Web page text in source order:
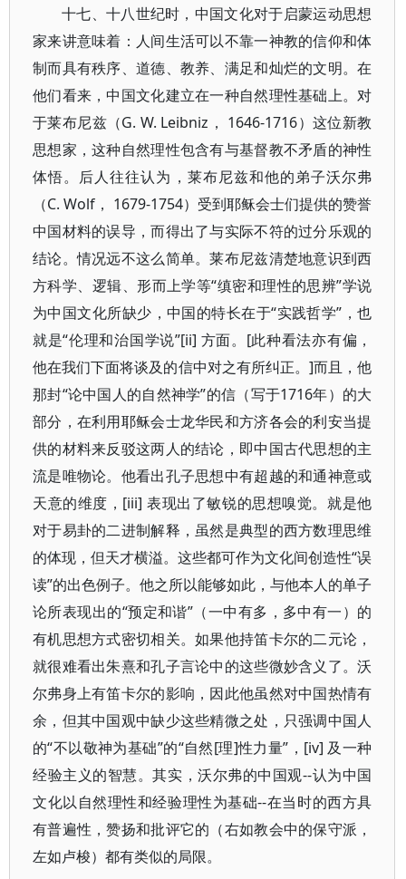
十七、十八世纪时，中国文化对于启蒙运动思想
家来讲意味着：人间生活可以不靠一神教的信仰和体
制而具有秩序、道德、教养、满足和灿烂的文明。在
他们看来，中国文化建立在一种自然理性基础上。对
于莱布尼兹（G. W. Leibniz， 1646-1716）这位新教
思想家，这种自然理性包含有与基督教不矛盾的神性
体悟。后人往往认为，莱布尼兹和他的弟子沃尔弗
（C. Wolf， 1679-1754）受到耶稣会士们提供的赞誉
中国材料的误导，而得出了与实际不符的过分乐观的
结论。情况远不这么简单。莱布尼兹清楚地意识到西
方科学、逻辑、形而上学等“缜密和理性的思辨”学说
为中国文化所缺少，中国的特长在于“实践哲学”，也
就是“伦理和治国学说”[ii] 方面。[此种看法亦有偏，
他在我们下面将谈及的信中对之有所纠正。]而且，他
那封“论中国人的自然神学”的信（写于1716年）的大
部分，在利用耶稣会士龙华民和方济各会的利安当提
供的材料来反驳这两人的结论，即中国古代思想的主
流是唯物论。他看出孔子思想中有超越的和通神意或
天意的维度，[iii] 表现出了敏锐的思想嗅觉。就是他
对于易卦的二进制解释，虽然是典型的西方数理思维
的体现，但天才横溢。这些都可作为文化间创造性“误
读”的出色例子。他之所以能够如此，与他本人的单子
论所表现出的“预定和谐”（一中有多，多中有一）的
有机思想方式密切相关。如果他持笛卡尔的二元论，
就很难看出朱熹和孔子言论中的这些微妙含义了。沃
尔弗身上有笛卡尔的影响，因此他虽然对中国热情有
余，但其中国观中缺少这些精微之处，只强调中国人
的“不以敬神为基础”的“自然[理]性力量”，[iv] 及一种
经验主义的智慧。其实，沃尔弗的中国观--认为中国
文化以自然理性和经验理性为基础--在当时的西方具
有普遍性，赞扬和批评它的（右如教会中的保守派，
左如卢梭）都有类似的局限。